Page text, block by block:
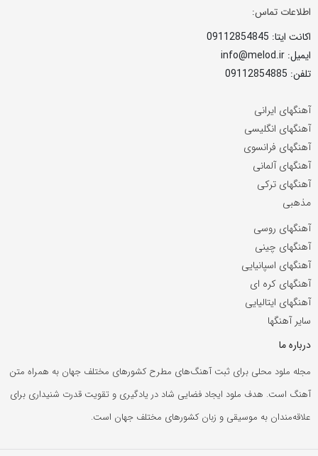
اطلاعات تماس:
اکانت ایتا: 09112854845
ایمیل: info@melod.ir
تلفن: 09112854885
آهنگهای ایرانی
آهنگهای انگلیسی
آهنگهای فرانسوی
آهنگهای آلمانی
آهنگهای ترکی
مذهبی
آهنگهای روسی
آهنگهای چینی
آهنگهای اسپانیایی
آهنگهای کره ای
آهنگهای ایتالیایی
سایر آهنگها
درباره ما
مجله ملود محلی برای ثبت آهنگ‌های مطرح کشورهای مختلف جهان به همراه متن
آهنگ است. هدف ملود ایجاد فضایی شاد در یادگیری و تقویت قدرت شنیداری برای
علاقه‌مندان به موسیقی و زبان کشورهای مختلف جهان است.